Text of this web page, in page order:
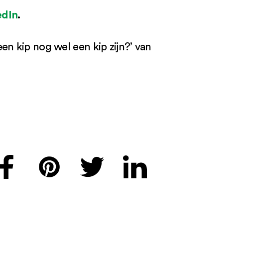
.
kip nog wel een kip zijn?’ van